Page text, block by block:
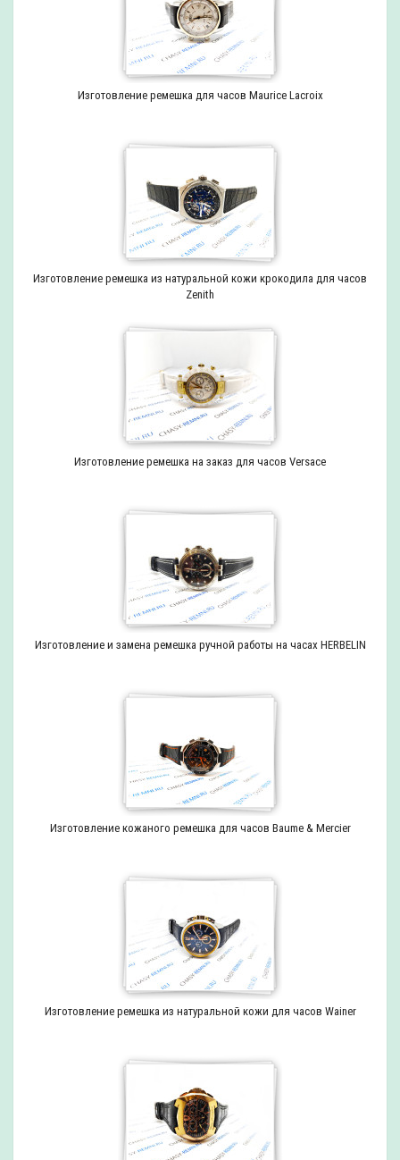
Изготовление ремешка для часов Maurice Lacroix
Изготовление ремешка из натуральной кожи крокодила для часов
Zenith
Изготовление ремешка на заказ для часов Versace
Изготовление и замена ремешка ручной работы на часах HERBELIN
Изготовление кожаного ремешка для часов Baume & Mercier
Изготовление ремешка из натуральной кожи для часов Wainer